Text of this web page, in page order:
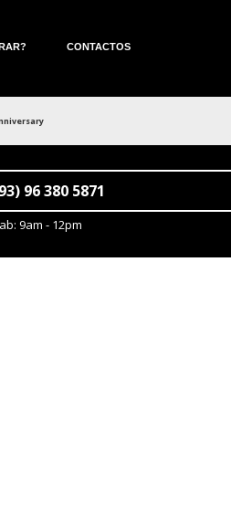
CONTACTOS
96 380 5871
9am - 12pm